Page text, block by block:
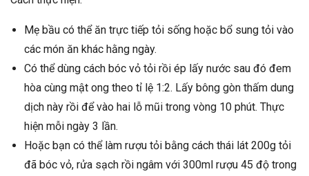
Mẹ bầu có thể ăn trực tiếp tỏi sống hoặc bổ sung tỏi vào
các món ăn khác hằng ngày.
Có thể dùng cách bóc vỏ tỏi rồi ép lấy nước sau đó đem
hòa cùng mật ong theo tỉ lệ 1:2. Lấy bông gòn thấm dung
dịch này rồi để vào hai lỗ mũi trong vòng 10 phút. Thực
hiện mỗi ngày 3 lần.
Hoặc bạn có thể làm rượu tỏi bằng cách thái lát 200g tỏi
đã bóc vỏ, rửa sạch rồi ngâm với 300ml rượu 45 độ trong